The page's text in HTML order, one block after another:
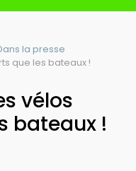
la presse
que les bateaux !
vélos
bateaux !